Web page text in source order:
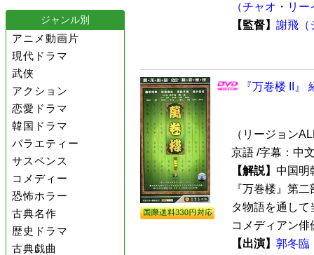
ジャンル別
アニメ動画片
現代ドラマ
武侠
アクション
恋愛ドラマ
韓国ドラマ
バラエティー
サスペンス
コメディー
恐怖ホラー
古典名作
歴史ドラマ
古典戯曲
（チャオ・リ
【監督】 謝飛（
『万巻楼 II』
（リージョン
京語 /字幕：中
【解説】 中国明
『万巻楼』第
タ物語を通し
コメディアン
【出演】 郭冬臨